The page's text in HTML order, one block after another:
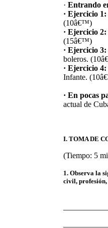
· Entrando
· Ejercicio 1:
(10â€™)
· Ejercicio 2:
(15â€™)
· Ejercicio 3:
boleros.
· Ejercicio 4:
Infante.
· En pocas
actual de
I. TOMA DE
(Tiempo: 5
1. Observa la
civil, profesión,